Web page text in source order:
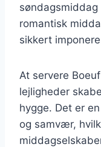
romantisk
sikkert
At servere
lejligheder
hygge. Det er
og samvær,